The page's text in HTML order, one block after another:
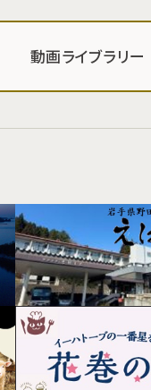
動画ライブラリー